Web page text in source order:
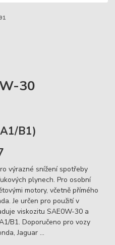
30
B1)
výrazné snížení spotřeby
plynech. Pro osobní
motory, včetně přímého
Je určen pro použití v
viskozitu SAE0W-30 a
B1. Doporučeno pro vozy
Jaguar ...